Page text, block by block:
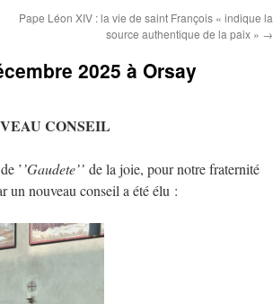
Pape Léon XIV : la vie de saint François « indique la
source authentique de la paix » →
2025 à Orsay
CONSEIL
’’Gaudete’’ de la joie, pour notre fraternité
un nouveau conseil a été élu :